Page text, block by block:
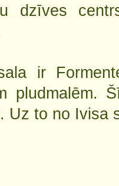
dzīves
ir
pludmalēm.
Uz to no Ivisa